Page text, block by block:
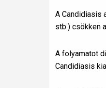
A Candidiasis
stb.) csökken
A folyamatot
Candidiasis